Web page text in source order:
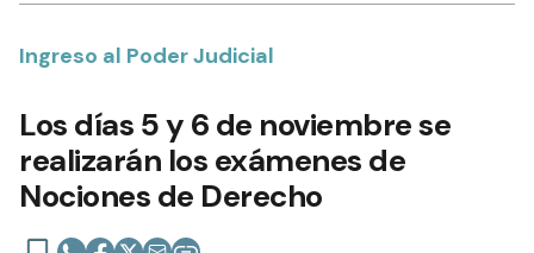
Ingreso al Poder Judicial
Los días 5 y 6 de noviembre se
realizarán los exámenes de
Nociones de Derecho